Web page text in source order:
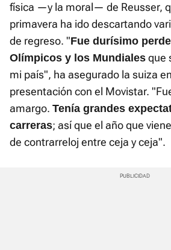
física —y la moral— de Reusser,
primavera ha ido descartando
de regreso. "Fue durísimo
Olímpicos y los Mundiales que
mi país", ha asegurado la suiza
presentación con el Movistar.
amargo. Tenía grandes
carreras; así que el año que
de contrarreloj entre ceja y ceja".